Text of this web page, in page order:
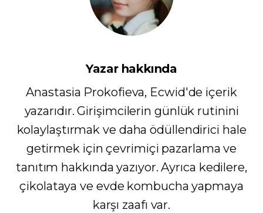
Yazar hakkında
Anastasia Prokofieva, Ecwid'de içerik
yazarıdır. Girişimcilerin günlük rutinini
kolaylaştırmak ve daha ödüllendirici hale
getirmek için çevrimiçi pazarlama ve
tanıtım hakkında yazıyor. Ayrıca kedilere,
çikolataya ve evde kombucha yapmaya
karşı zaafı var.